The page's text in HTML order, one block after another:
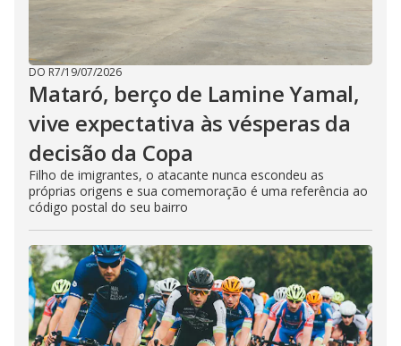
DO R7/19/07/2026
Mataró, berço de Lamine Yamal,
vive expectativa às vésperas da
decisão da Copa
Filho de imigrantes, o atacante nunca escondeu as
próprias origens e sua comemoração é uma referência ao
código postal do seu bairro